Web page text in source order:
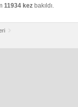
11934 kez bakıldı.